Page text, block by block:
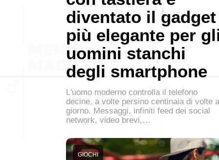
diventato il gadget
più elegante per
uomini stanchi
degli smartphone
L'uomo moderno controlla il telefono
decine, a volte persino centinaia di volte
giorno. Messaggi, infiniti feed dei social
network, video brevi,…
GIOCHI